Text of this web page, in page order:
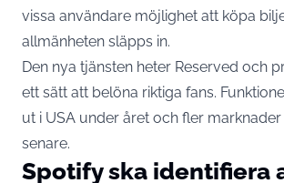
vissa användare möjlighet att köpa
allmänheten släpps in.
Den nya tjänsten heter Reserved och
ett sätt att belöna riktiga fans.
ut i USA under året och fler
senare.
Spotify ska identifiera